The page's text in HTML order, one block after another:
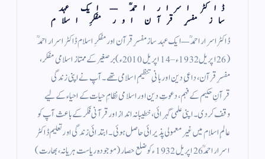
ڈاکٹر اسرار احمدؒ — ایک عہد
ساز مفسرِ قرآن اور مفکرِ اسلام
ڈاکٹر اسرار احمدؒ — ایک عہد ساز مفسرِ قرآن اور مفکرِ اسلام ڈاکٹر اسرار احمدؒ
(26 اپریل 1932ء – 14 اپریل 2010ء) برصغیر کے ممتاز اسلامی مفکر،
مفسرِ قرآن، داعیِ دین اور بانیِ تنظیمِ اسلامی تھے۔ آپ نے اپنی زندگی
قرآنِ حکیم کے فہم، دعوتِ دین اور اسلامی نظامِ حیات کے احیاء کے لیے
وقف کر دی۔ اپنی علمی گہرائی، خطیبانہ انداز اور قرآنی فکر کے باعث آپ کو
عالمِ اسلام میں غیر معمولی پذیرائی حاصل ہوئی۔ ابتدائی زندگی اور تعلیم ڈاکٹر
اسرار احمدؒ 26 اپریل 1932ء کو ضلع حصار (موجودہ ریاست ہریانہ، بھارت)